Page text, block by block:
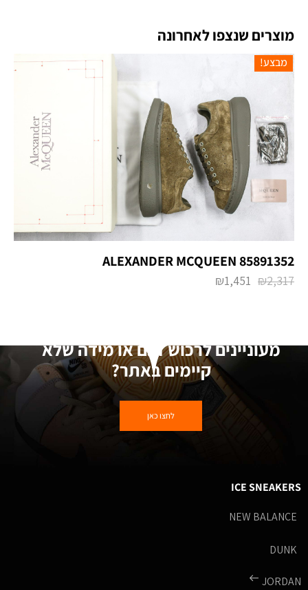
מוצרים שנצפו לאחרונה
מבצע!
ALEXANDER MCQUEEN 85891352
₪2,317
₪1,451
מעוניינים לרכוש דגם או מידה שלא
קיימים באתר?
לחצו כאן
ICE SNEAKERS
NEW BALANCE
DUNK
JORDAN